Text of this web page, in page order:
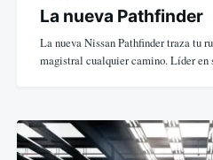
La nueva Pathfinder
La nueva Nissan Pathfinder traza tu
magistral cualquier camino. Líder en